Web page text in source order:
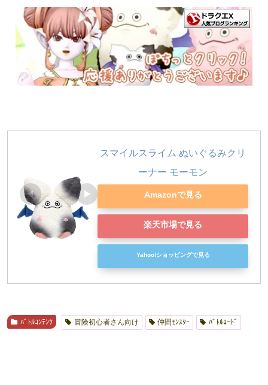
スマイルスライム ぬいぐるみクリ
ーナー モーモン
Amazonで見る
楽天市場で見る
Yahoo!ショッピングで見る
ﾊﾞﾄﾙｺﾝﾃﾝﾂ 冒険初心者さん向け 仲間ﾓﾝｽﾀｰ ﾊﾞﾄﾙﾛｰﾄﾞ